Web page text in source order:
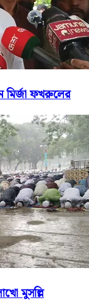
মির্জা ফখরুলের
মুসল্লি